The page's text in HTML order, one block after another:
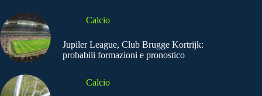
Calcio
Jupiler League, Club Brugge Kortrijk:
probabili formazioni e pronostico
Calcio